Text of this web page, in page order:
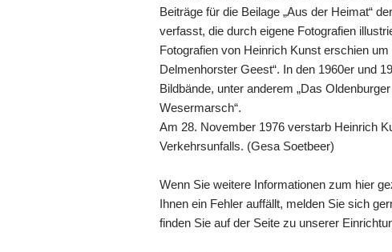
Beiträge für die Beilage „Aus der Heimat“
verfasst, die durch eigene Fotografien
Fotografien von Heinrich Kunst erschien
Delmenhorster Geest“. In den 1960er und
Bildbände, unter anderem „Das
Wesermarsch“.
Am 28. November 1976 verstarb Heinrich
Verkehrsunfalls. (Gesa Soetbeer)
Wenn Sie weitere Informationen zum hier
Ihnen ein Fehler auffällt, melden Sie sich
finden Sie auf der Seite zu unserer